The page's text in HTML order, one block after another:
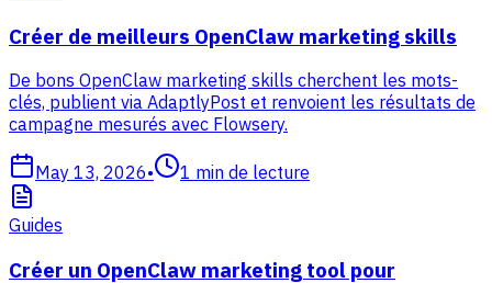
Créer de meilleurs OpenClaw marketing skills
De bons OpenClaw marketing skills cherchent les mots-
clés, publient via AdaptlyPost et renvoient les résultats de
campagne mesurés avec Flowsery.
May 13, 2026• 1 min de lecture
Guides
Créer un OpenClaw marketing tool pour